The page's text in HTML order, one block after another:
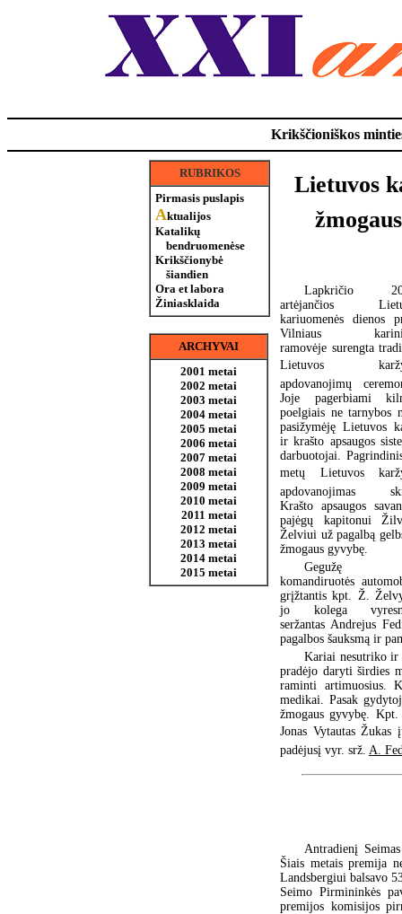
Krikščioniškos
RUBRIKOS
Pirmasis puslapis
Aktualijos
Katalikų
bendruomenėse
Krikščionybė
šiandien
Ora et labora
Žiniasklaida
ARCHYVAI
2001 metai
2002 metai
2003 metai
2004 metai
2005 metai
2006 metai
2007 metai
2008 metai
2009 metai
2010 metai
2011 metai
2012 metai
2013 metai
2014 metai
2015 metai
Lietuvos
Lapkričio
artėjančios
kariuomenės dienos
Vilniaus
ramovėje surengta
Lietuvos
apdovanojimų
Joje pagerbiami
poelgiais ne tarnybos
pasižymėję Lietuvos
ir krašto apsaugos
darbuotojai.
metų Lietuvos
apdovanojimas
Krašto apsaugos
pajėgų kapitonui
Želviui už pagalbą
žmogaus gyvybę.
Gegužę
komandiruotės
grįžtantis kpt. Ž.
jo kolega
seržantas Andrejus
pagalbos šauksmą ir
Kariai nesutriko ir
pradėjo daryti širdies
raminti artimuosius.
medikai. Pasak
žmogaus gyvybę.
Jonas Vytautas Žukas
padėjusį vyr. srž. A.
Antradienį
Šiais metais premija
Landsbergiui balsavo
Seimo Pirmininkės
premijos komisijos